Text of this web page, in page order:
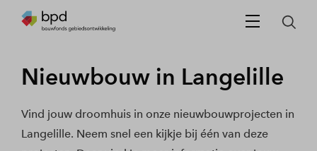
Nieuwbouw in Langelille
Vind jouw droomhuis in onze nieuwbouwprojecten in
Langelille. Neem snel een kijkje bij één van deze